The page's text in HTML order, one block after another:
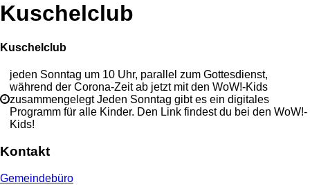
Kuschelclub
Kuschelclub
jeden Sonntag um 10 Uhr, parallel zum Gottesdienst,
während der Corona-Zeit ab jetzt mit den WoW!-Kids
zusammengelegt Jeden Sonntag gibt es ein digitales
Programm für alle Kinder. Den Link findest du bei den WoW!-
Kids!
Kontakt
Gemeindebüro